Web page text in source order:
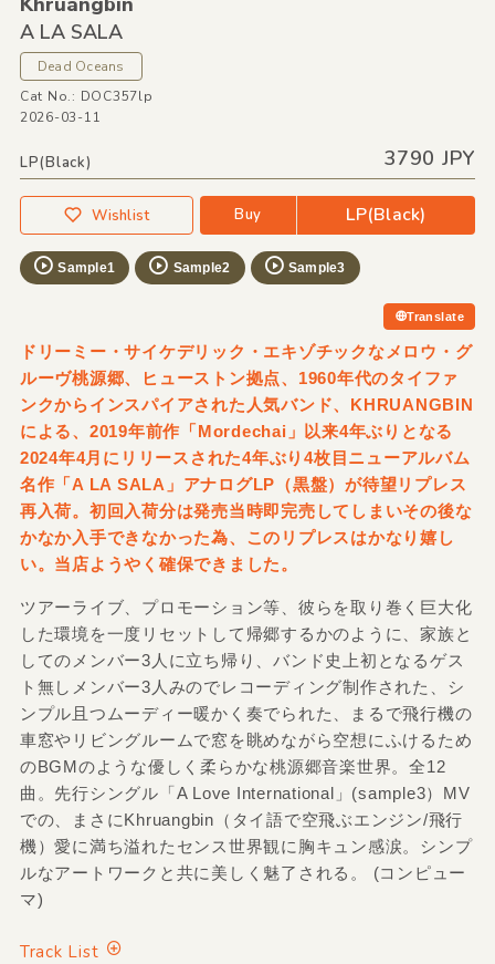
A LA SALA
Dead Oceans
Cat No.: DOC357lp
2026-03-11
LP(Black) 3790 JPY
Wishlist Buy LP(Black)
Sample1 Sample2 Sample3
Translate
ドリーミー・サイケデリック・エキゾチックなメロウ・グ
ルーヴ桃源郷、ヒューストン拠点、1960年代のタイファ
ンクからインスパイアされた人気バンド、KHRUANGBIN
による、2019年前作「Mordechai」以来4年ぶりとなる
2024年4月にリリースされた4年ぶり4枚目ニューアルバム
名作「A LA SALA」アナログLP（黒盤）が待望リプレス
再入荷。初回入荷分は発売当時即完売してしまいその後な
かなか入手できなかった為、このリプレスはかなり嬉し
い。当店ようやく確保できました。
ツアーライブ、プロモーション等、彼らを取り巻く巨大化
した環境を一度リセットして帰郷するかのように、家族と
してのメンバー3人に立ち帰り、バンド史上初となるゲス
ト無しメンバー3人みのでレコーディング制作された、シ
ンプル且つムーディー暖かく奏でられた、まるで飛行機の
車窓やリビングルームで窓を眺めながら空想にふけるため
のBGMのような優しく柔らかな桃源郷音楽世界。全12
曲。先行シングル「A Love International」(sample3）MV
での、まさにKhruangbin（タイ語で空飛ぶエンジン/飛行
機）愛に満ち溢れたセンス世界観に胸キュン感涙。シンプ
ルなアートワークと共に美しく魅了される。 (コンピュー
マ)
Track List